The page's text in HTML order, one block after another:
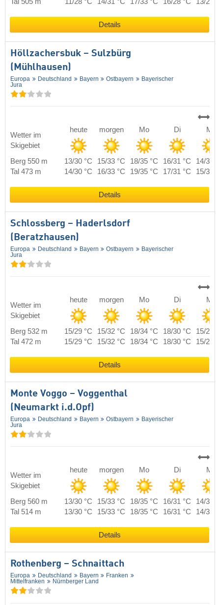
Details
Höllzachersbuk – Sulzbürg
(Mühlhausen)
Europa Deutschland Bayern Ostbayern
Bayerischer
Jura
Wetter im
Skigebiet
heute morgen Mo Di Mi
Berg 550 m 13/30 °C 15/33 °C 18/35 °C 16/31 °C
14/30
Tal 473 m
14/30 °C 16/33 °C 19/35 °C 17/31 °C 15/30
Details
Schlossberg – Haderlsdorf
(Beratzhausen)
Europa Deutschland Bayern Ostbayern
Bayerischer
Jura
Wetter im
Skigebiet
heute morgen Mo Di Mi
Berg 532 m 15/29 °C 15/32 °C 18/34 °C 18/30 °C
15/29
Tal 472 m
15/29 °C 15/32 °C 18/34 °C 18/30 °C 15/29
Details
Monte Voggo – Voggenthal
(Neumarkt i.d.Opf)
Europa Deutschland Bayern Ostbayern
Bayerischer
Jura
Wetter im
Skigebiet
heute morgen Mo Di Mi
Berg 560 m 13/30 °C 15/33 °C 18/35 °C 16/31 °C
14/30
Tal 514 m
13/30 °C 15/33 °C 18/35 °C 16/31 °C 14/30
Details
Rothenberg – Schnaittach
Europa Deutschland Bayern
Franken
Mittelfranken
Nürnberger Land